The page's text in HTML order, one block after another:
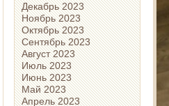
Декабрь 2023
Ноябрь 2023
Октябрь 2023
Сентябрь 2023
Август 2023
Июль 2023
Июнь 2023
Май 2023
Апрель 2023